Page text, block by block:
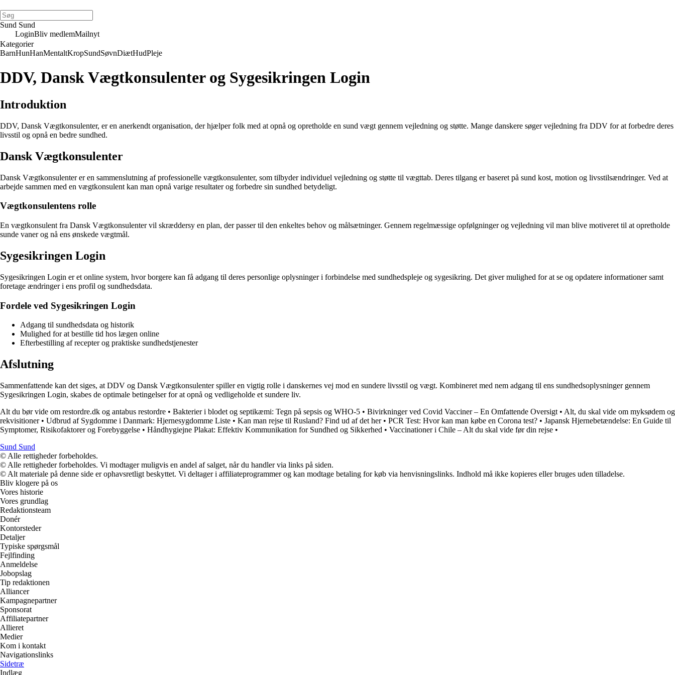
Sund Sund
LoginBliv medlemMailnyt
Kategorier
BarnHunHanMentaltKropSundSøvnDiætHudPleje
DDV, Dansk Vægtkonsulenter og Sygesikringen Login
Introduktion
DDV, Dansk Vægtkonsulenter, er en anerkendt organisation, der hjælper folk med at opnå og opretholde en sund vægt gennem vejledning og støtte. Mange danskere søger vejledning fra DDV for at forbedre deres
livsstil og opnå en bedre sundhed.
Dansk Vægtkonsulenter
Dansk Vægtkonsulenter er en sammenslutning af professionelle vægtkonsulenter, som tilbyder individuel vejledning og støtte til vægttab. Deres tilgang er baseret på sund kost, motion og livsstilsændringer. Ved at
arbejde sammen med en vægtkonsulent kan man opnå varige resultater og forbedre sin sundhed betydeligt.
Vægtkonsulentens rolle
En vægtkonsulent fra Dansk Vægtkonsulenter vil skræddersy en plan, der passer til den enkeltes behov og målsætninger. Gennem regelmæssige opfølgninger og vejledning vil man blive motiveret til at opretholde
sunde vaner og nå ens ønskede vægtmål.
Sygesikringen Login
Sygesikringen Login er et online system, hvor borgere kan få adgang til deres personlige oplysninger i forbindelse med sundhedspleje og sygesikring. Det giver mulighed for at se og opdatere informationer samt
foretage ændringer i ens profil og sundhedsdata.
Fordele ved Sygesikringen Login
Adgang til sundhedsdata og historik
Mulighed for at bestille tid hos lægen online
Efterbestilling af recepter og praktiske sundhedstjenester
Afslutning
Sammenfattende kan det siges, at DDV og Dansk Vægtkonsulenter spiller en vigtig rolle i danskernes vej mod en sundere livsstil og vægt. Kombineret med nem adgang til ens sundhedsoplysninger gennem
Sygesikringen Login, skabes de optimale betingelser for at opnå og vedligeholde et sundere liv.
Alt du bør vide om restordre.dk og antabus restordre • Bakterier i blodet og septikæmi: Tegn på sepsis og WHO-5 • Bivirkninger ved Covid Vacciner – En Omfattende Oversigt • Alt, du skal vide om myksødem og
rekvisitioner• Udbrud af Sygdomme i Danmark: Hjernesygdomme Liste • Kan man rejse til Rusland? Find ud af det her• PCR Test: Hvor kan man købe en Corona test? • Japansk Hjernebetændelse: En Guide til
Symptomer, Risikofaktorer og Forebyggelse • Håndhygiejne Plakat: Effektiv Kommunikation for Sundhed og Sikkerhed • Vaccinationer i Chile – Alt du skal vide før din rejse •
Sund Sund
© Alle rettigheder forbeholdes.
© Alle rettigheder forbeholdes. Vi modtager muligvis en andel af salget, når du handler via links på siden.
© Alt materiale på denne side er ophavsretligt beskyttet. Vi deltager i affiliateprogrammer og kan modtage betaling for køb via henvisningslinks. Indhold må ikke kopieres eller bruges uden tilladelse.
Bliv klogere på os
Vores historie
Vores grundlag
Redaktionsteam
Donér
Kontorsteder
Detaljer
Typiske spørgsmål
Fejlfinding
Anmeldelse
Jobopslag
Tip redaktionen
Alliancer
Kampagnepartner
Sponsorat
Affiliatepartner
Allieret
Medier
Kom i kontakt
Navigationslinks
Sidetræ
Indlæg